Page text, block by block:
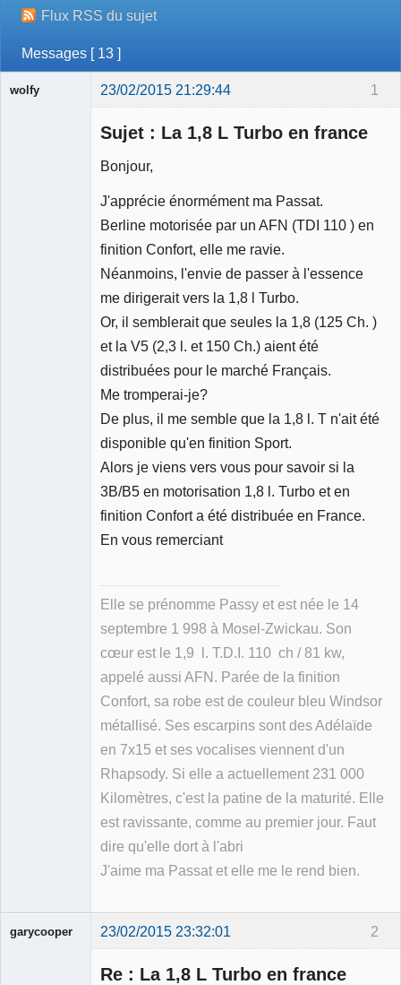
Flux RSS du sujet
Messages [ 13 ]
1
wolfy 23/02/2015 21:29:44
Sujet : La 1,8 L Turbo en france
Bonjour,
J'apprécie énormément ma Passat.
Berline motorisée par un AFN (TDI 110 ) en
finition Confort, elle me ravie.
Néanmoins, l'envie de passer à l'essence
me dirigerait vers la 1,8 l Turbo.
Or, il semblerait que seules la 1,8 (125 Ch. )
et la V5 (2,3 l. et 150 Ch.) aient été
distribuées pour le marché Français.
Me tromperai-je?
De plus, il me semble que la 1,8 l. T n'ait été
disponible qu'en finition Sport.
Alors je viens vers vous pour savoir si la
3B/B5 en motorisation 1,8 l. Turbo et en
finition Confort a été distribuée en France.
En vous remerciant
Elle se prénomme Passy et est née le 14
septembre 1 998 à Mosel-Zwickau. Son
cœur est le 1,9 l. T.D.I. 110 ch / 81 kw,
appelé aussi AFN. Parée de la finition
Confort, sa robe est de couleur bleu Windsor
métallisé. Ses escarpins sont des Adélaïde
en 7x15 et ses vocalises viennent d'un
Rhapsody. Si elle a actuellement 231 000
Kilomètres, c'est la patine de la maturité. Elle
est ravissante, comme au premier jour. Faut
dire qu'elle dort à l'abri
J'aime ma Passat et elle me le rend bien.
2
garycooper 23/02/2015 23:32:01
Re : La 1,8 L Turbo en france